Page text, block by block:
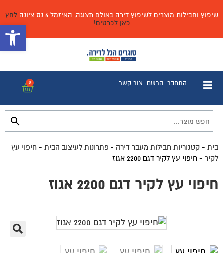
שיפוץ וחבילות מוצרים לשיפוץ דירה באולם תצוגה, האיזמל 4 נס ציונה
לחץ
כאן לפרטים!
התחבר הרשם צור קשר 0
בית - קטגוריות חבילות מעבר דירה - פתרונות לעיצוב הבית - חיפוי עץ
לקיר - חיפוי עץ לקיר דגם 2200 אגוז
חיפוי עץ לקיר דגם 2200 אגוז